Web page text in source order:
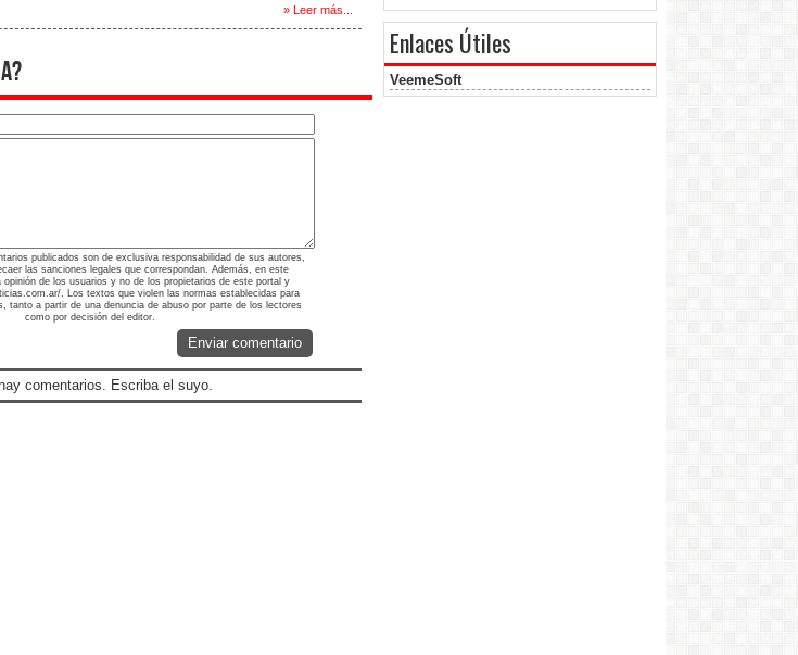
» Leer más...
publicados son de exclusiva responsabilidad de sus autores,
las sanciones legales que correspondan. Además, en este
opinión de los usuarios y no de los propietarios de este portal y
. Los textos que violen las normas establecidas para
tanto a partir de una denuncia de abuso por parte de los lectores
como por decisión del editor.
Enviar comentario
comentarios. Escriba el suyo.
Enlaces Útiles
VeemeSoft